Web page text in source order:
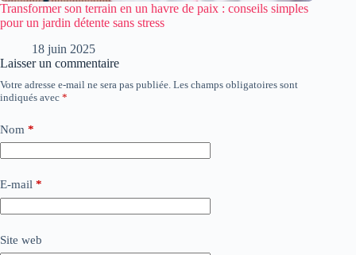
Transformer son terrain en un havre de paix : conseils simples
pour un jardin détente sans stress
18 juin 2025
Laisser un commentaire
Votre adresse e-mail ne sera pas publiée. Les champs obligatoires sont
indiqués avec *
Nom *
E-mail *
Site web